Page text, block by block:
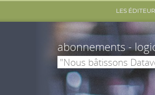
LES
abonnements -
"Nous bâtissons